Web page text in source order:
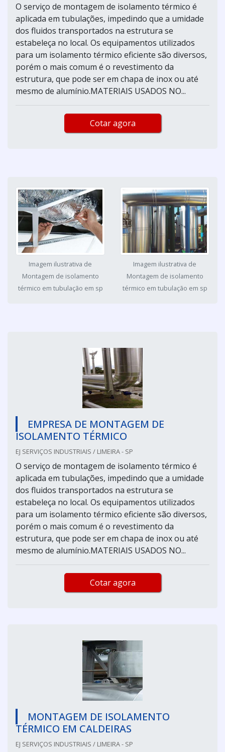
O serviço de montagem de isolamento térmico é
aplicada em tubulações, impedindo que a umidade
dos fluidos transportados na estrutura se
estabeleça no local. Os equipamentos utilizados
para um isolamento térmico eficiente são diversos,
porém o mais comum é o revestimento da
estrutura, que pode ser em chapa de inox ou até
mesmo de alumínio.MATERIAIS USADOS NO...
Cotar agora
Imagem ilustrativa de
Montagem de isolamento
térmico em tubulação em sp
Imagem ilustrativa de
Montagem de isolamento
térmico em tubulação em sp
EMPRESA DE MONTAGEM DE
ISOLAMENTO TÉRMICO
EJ SERVIÇOS INDUSTRIAIS / LIMEIRA - SP
O serviço de montagem de isolamento térmico é
aplicada em tubulações, impedindo que a umidade
dos fluidos transportados na estrutura se
estabeleça no local. Os equipamentos utilizados
para um isolamento térmico eficiente são diversos,
porém o mais comum é o revestimento da
estrutura, que pode ser em chapa de inox ou até
mesmo de alumínio.MATERIAIS USADOS NO...
Cotar agora
MONTAGEM DE ISOLAMENTO
TÉRMICO EM CALDEIRAS
EJ SERVIÇOS INDUSTRIAIS / LIMEIRA - SP